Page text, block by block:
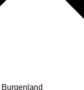
Burgenland